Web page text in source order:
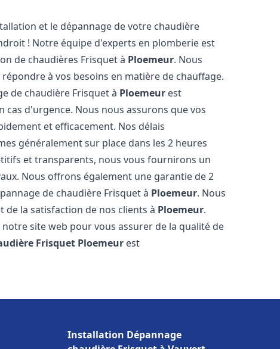
et le dépannage de votre chaudière
! Notre équipe d'experts en plomberie est
de chaudières Frisquet à Ploemeur. Nous
à vos besoins en matière de chauffage.
de chaudière Frisquet à Ploemeur est
d'urgence. Nous nous assurons que vos
et efficacement. Nos délais
généralement sur place dans les 2 heures
et transparents, nous vous fournirons un
Nous offrons également une garantie de 2
de chaudière Frisquet à Ploemeur. Nous
de la satisfaction de nos clients à Ploemeur.
site web pour vous assurer de la qualité de
Frisquet Ploemeur est
Installation Dépannage